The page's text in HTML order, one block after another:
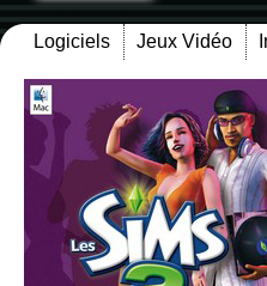
Logiciels Jeux Vidéo